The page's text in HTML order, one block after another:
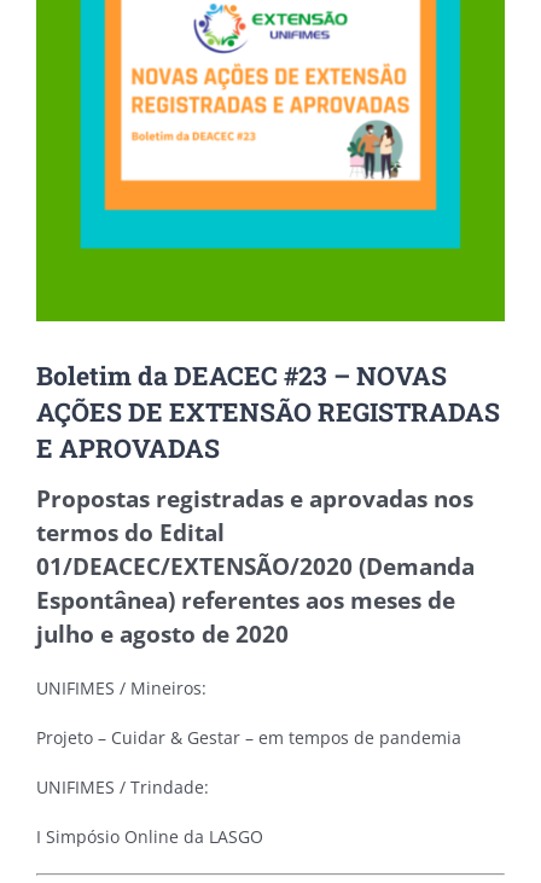
Boletim da DEACEC #23 – NOVAS
AÇÕES DE EXTENSÃO REGISTRADAS
E APROVADAS
Propostas registradas e aprovadas nos
termos do Edital
01/DEACEC/EXTENSÃO/2020 (Demanda
Espontânea) referentes aos meses de
julho e agosto de 2020
UNIFIMES / Mineiros:
Projeto – Cuidar & Gestar – em tempos de pandemia
UNIFIMES / Trindade:
I Simpósio Online da LASGO